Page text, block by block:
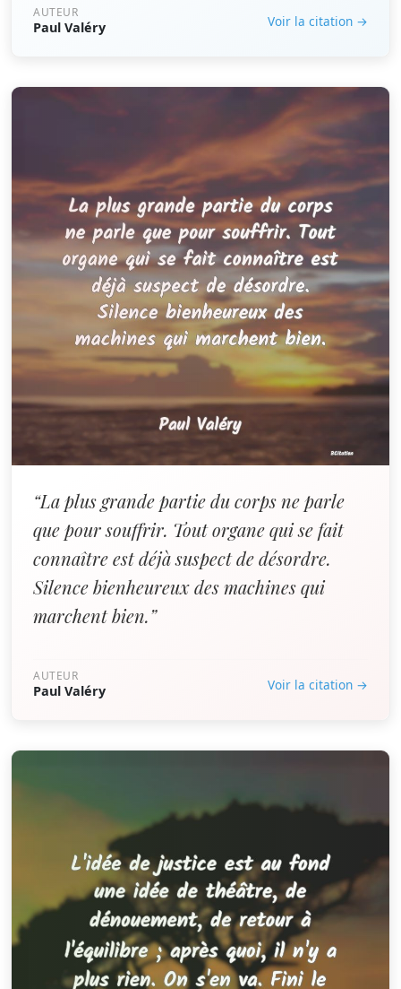
AUTEUR
Paul Valéry Voir la citation →
“La plus grande partie du corps ne parle
que pour souffrir. Tout organe qui se fait
connaître est déjà suspect de désordre.
Silence bienheureux des machines qui
marchent bien.”
AUTEUR
Paul Valéry Voir la citation →